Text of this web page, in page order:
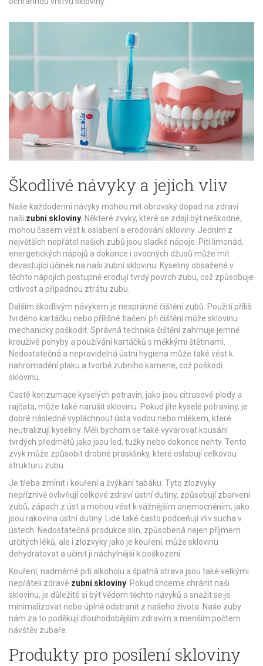
Škodlivé návyky a jejich vliv
Naše každodenní návyky mohou mít obrovský dopad na zdraví
naší zubní skloviny . Některé zvyky, které se zdají být neškodné,
mohou časem vést k oslabení a erodování skloviny. Jedním z
největších nepřátel našich zubů jsou sladké nápoje. Pití limonád,
energetických nápojů a dokonce i ovocných džusů může mít
devastující účinek na naši zubní sklovinu. Kyseliny obsažené v
těchto nápojích postupně erodují tvrdý povrch zubu, což způsobuje
citlivost a případnou ztrátu zubu.
Dalším škodlivým návykem je nesprávné čištění zubů. Použití příliš
tvrdého kartáčku nebo přílišné tlačení při čištění může sklovinu
mechanicky poškodit. Správná technika čištění zahrnuje jemné
krouživé pohyby a používání kartáčků s měkkými štětinami.
Nedostatečná a nepravidelná ústní hygiena může také vést k
nahromadění plaku a tvorbě zubního kamene, což poškodí
sklovinu.
Časté konzumace kyselých potravin, jako jsou citrusové plody a
rajčata, může také narušit sklovinu. Pokud jíte kyselé potraviny, je
dobré následně vypláchnout ústa vodou nebo mlékem, které
neutralizují kyseliny. Měli bychom se také vyvarovat kousání
tvrdých předmětů jako jsou led, tužky nebo dokonce nehty. Tento
zvyk může způsobit drobné prasklinky, které oslabují celkovou
strukturu zubu.
Je třeba zmínit i kouření a žvýkání tabáku. Tyto zlozvyky
nepříznivě ovlivňují celkové zdraví ústní dutiny, způsobují zbarvení
zubů, zápach z úst a mohou vést k vážnějším onemocněním, jako
jsou rakovina ústní dutiny. Lidé také často podceňují vliv sucha v
ústech. Nedostatečná produkce slin, způsobená nejen příjmem
určitých léků, ale i zlozvyky jako je kouření, může sklovinu
dehydratovat a učinit ji náchylnější k poškození.
Kouření, nadměrné pití alkoholu a špatná strava jsou také velkými
nepřáteli zdravé zubní skloviny . Pokud chceme chránit naši
sklovinu, je důležité si být vědom těchto návyků a snažit se je
minimalizovat nebo úplně odstranit z našeho života. Naše zuby
nám za to poděkují dlouhodobějším zdravím a menším počtem
návštěv zubaře.
Produkty pro posílení skloviny